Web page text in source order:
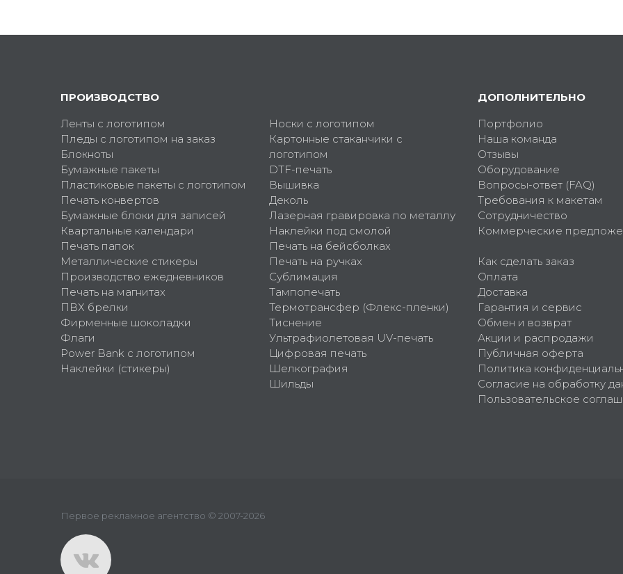
ПРОИЗВОДСТВО
Ленты с логотипом
Пледы с логотипом на заказ
Блокноты
Бумажные пакеты
Пластиковые пакеты с логотипом
Печать конвертов
Бумажные блоки для записей
Квартальные календари
Печать папок
Металлические стикеры
Производство ежедневников
Печать на магнитах
ПВХ брелки
Фирменные шоколадки
Флаги
Power Bank с логотипом
Наклейки (стикеры)
Носки с логотипом
Картонные стаканчики с
логотипом
DTF-печать
Вышивка
Деколь
Лазерная гравировка по металлу
Наклейки под смолой
Печать на бейсболках
Печать на ручках
Сублимация
Тампопечать
Термотрансфер (Флекс-пленки)
Тиснение
Ультрафиолетовая UV-печать
Цифровая печать
Шелкография
Шильды
ДОПОЛНИТЕЛЬНО
Портфолио
Наша команда
Отзывы
Оборудование
Вопросы-ответ (FAQ)
Требования к макетам
Сотрудничество
Коммерческие
Как сделать заказ
Оплата
Доставка
Гарантия и сервис
Обмен и возврат
Акции и распродажи
Публичная оферта
Политика
Согласие на обработку
Пользовательское
Первое рекламное агентство © 2007-2026